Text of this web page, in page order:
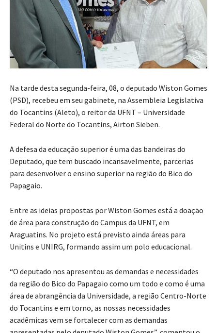
Na tarde desta segunda-feira, 08, o deputado Wiston Gomes
(PSD), recebeu em seu gabinete, na Assembleia Legislativa
do Tocantins (Aleto), o reitor da UFNT – Universidade
Federal do Norte do Tocantins, Airton Sieben.
A defesa da educação superior é uma das bandeiras do
Deputado, que tem buscado incansavelmente, parcerias
para desenvolver o ensino superior na região do Bico do
Papagaio.
Entre as ideias propostas por Wiston Gomes está a doação
de área para construção do Campus da UFNT, em
Araguatins. No projeto está previsto ainda áreas para
Unitins e UNIRG, formando assim um polo educacional.
“O deputado nos apresentou as demandas e necessidades
da região do Bico do Papagaio como um todo e como é uma
área de abrangência da Universidade, a região Centro-Norte
do Tocantins e em torno, as nossas necessidades
acadêmicas vem se fortalecer com as demandas